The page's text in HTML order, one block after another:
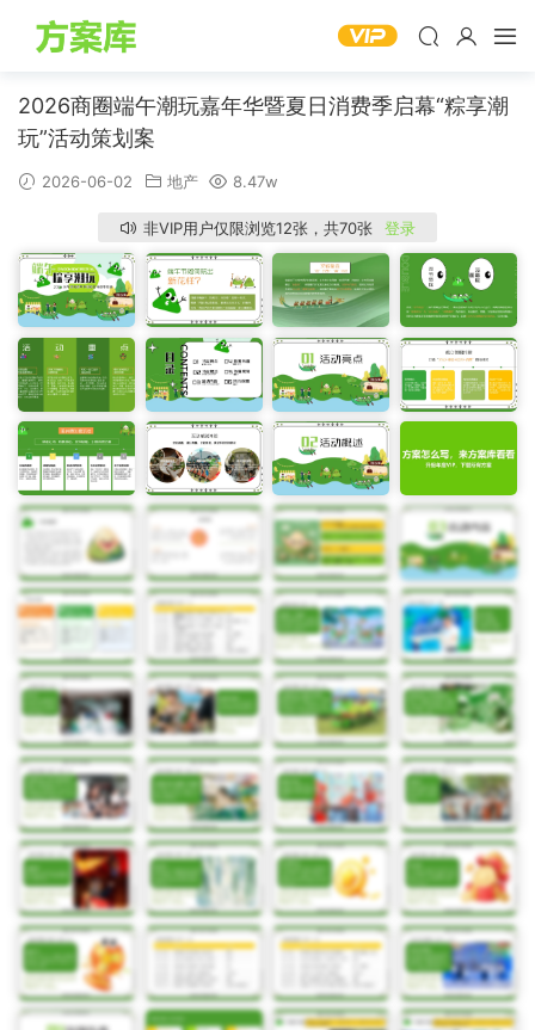
2026商圈端午潮玩嘉年华暨夏日消费季启幕“粽享潮
玩”活动策划案
2026-06-02 地产 8.47w
非VIP用户仅限浏览12张，共70张 登录